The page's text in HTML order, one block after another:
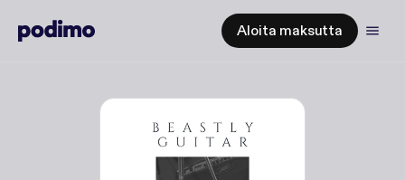
Aloita maksutta